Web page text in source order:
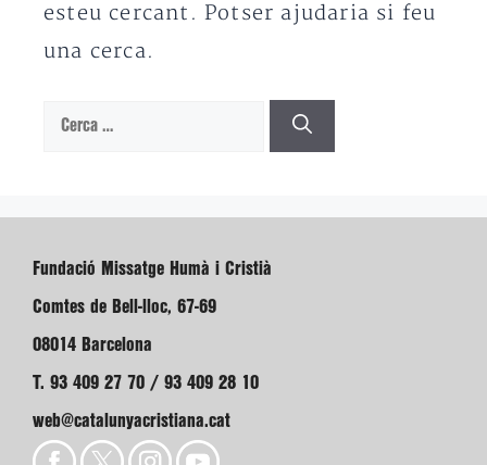
esteu cercant. Potser ajudaria si feu
una cerca.
Cerca:
Fundació Missatge Humà i Cristià
Comtes de Bell-lloc, 67-69
08014 Barcelona
T. 93 409 27 70 / 93 409 28 10
web@catalunyacristiana.cat